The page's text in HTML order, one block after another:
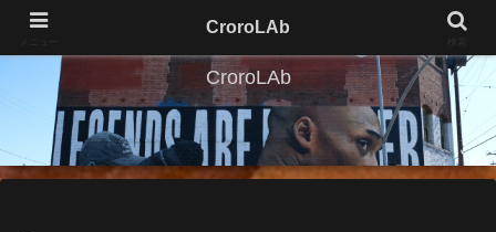
CroroLAb
CroroLAb